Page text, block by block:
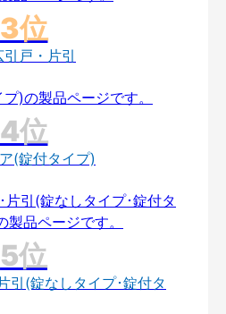
引戸・片引
(錠付タイプ)
引(錠なしタイプ･錠付タ